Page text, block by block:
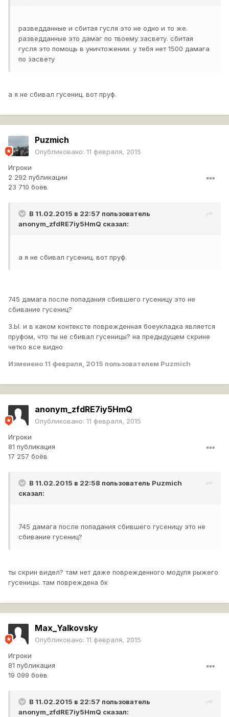
разведданные и сбитая гусля это не одно и то же.
разведданные это дамаг по твоему засвету. сбитая
гусля это помощь в уничтожении. у тебя нет 1500 дамага
по засвету
а я не сбивал гусениц. вот пруф.
Puzmich
Опубликовано: 11 февраля, 2015
Игроки
2 292 публикации
23 710 боёв
В 11.02.2015 в 22:57 пользователь
anonym_zfdRE7iy5HmQ сказал:
а я не сбивал гусениц. вот пруф.
745 дамага после попадания сбившего гусеницу это не
сбивание гусениц?
З.Ы. и в каком контексте поврежденная боеукладка является
пруфом, что ты не сбивал гусеницы? на предыдущем скрине
четко все видно
Изменено 11 февраля, 2015 пользователем Puzmich
anonym_zfdRE7iy5HmQ
Опубликовано: 11 февраля, 2015
Игроки
81 публикация
17 257 боёв
В 11.02.2015 в 22:58 пользователь Puzmich
сказал:
745 дамага после попадания сбившего гусеницу это не
сбивание гусениц?
ты скрин видел? там нет даже поврежденного модуля рыжего
гусеницы. там повреждена бк
Max_Yalkovsky
Опубликовано: 11 февраля, 2015
Игроки
81 публикация
19 099 боёв
В 11.02.2015 в 22:57 пользователь
anonym_zfdRE7iy5HmQ сказал: